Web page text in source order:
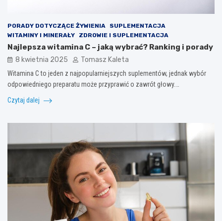
PORADY DOTYCZĄCE ŻYWIENIA
SUPLEMENTACJA
WITAMINY I MINERAŁY
ZDROWIE I SUPLEMENTACJA
Najlepsza witamina C – jaką wybrać? Ranking i porady
8 kwietnia 2025 Tomasz Kaleta
Witamina C to jeden z najpopularniejszych suplementów, jednak wybór
odpowiedniego preparatu może przyprawić o zawrót głowy.…
Czytaj dalej